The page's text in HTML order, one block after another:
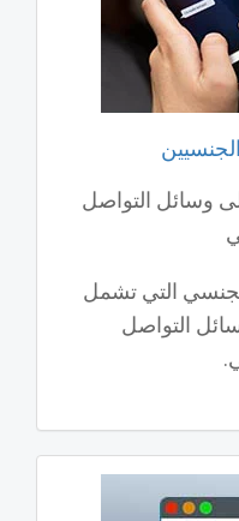
وسائل التواصل
التي تشمل
التواصل